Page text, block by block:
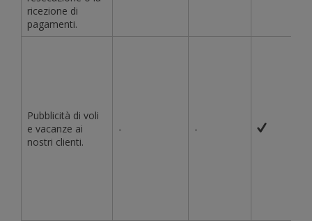
ricezione di
pagamenti.
Pubblicità di voli
e vacanze ai
nostri clienti.
- -